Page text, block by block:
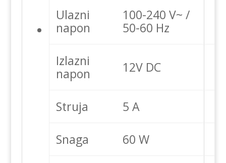
Ulazni
napon
100-240 V~ /
50-60 Hz
Izlazni
napon
12V DC
Struja 5 A
Snaga 60 W